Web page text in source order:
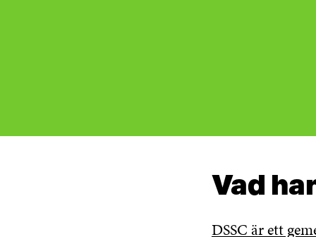
Vad
DSSC är ett